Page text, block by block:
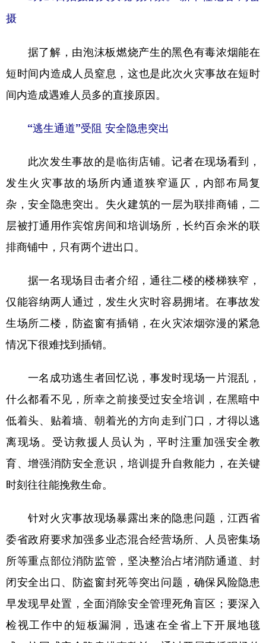
摄
据了解，由泡沫板燃烧产生的黑色有毒浓烟能在
短时间内造成人员窒息，这也是此次火灾事故在短时
间内造成遇难人员多的直接原因。
“逃生通道”受阻 安全隐患突出
此次发生事故的是临街店铺。记者在现场看到，
发生火灾事故的场所内通道狭窄逼仄，内部布局复
杂，安全隐患突出。失火建筑的一层为联排商铺，二
层被打通用作宾馆房间和培训场所，长约百余米的联
排商铺中，只有两个进出口。
据一名现场目击者介绍，通往二楼的楼梯狭窄，
仅能容纳两人通过，发生火灾时容易拥堵。在事故发
生场所二楼，防盗窗有插销，在火灾浓烟弥漫的紧急
情况下很难找到插销。
一名成功逃生者回忆说，事发时现场一片混乱，
什么都看不见，所幸之前接受过安全培训，在黑暗中
低着头、贴着墙、朝着光的方向走到门口，才得以逃
离现场。受访救援人员认为，平时注重加强安全教
育、增强消防安全意识，培训提升自救能力，在关键
时刻往往能挽救生命。
针对火灾事故现场暴露出来的隐患问题，江西省
委省政府要求加强多业态混合经营场所、人员密集场
所等重点部位消防监管，坚决整治占堵消防通道、封
闭安全出口、防盗窗封死等突出问题，确保风险隐患
早发现早处置，全面消除安全管理死角盲区；要深入
检视工作中的短板漏洞，迅速在全省上下开展地毯